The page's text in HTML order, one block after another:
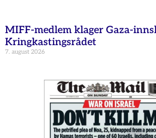
MIFF-medlem klager Gaza-
Kringkastingsrådet
7. august 2026